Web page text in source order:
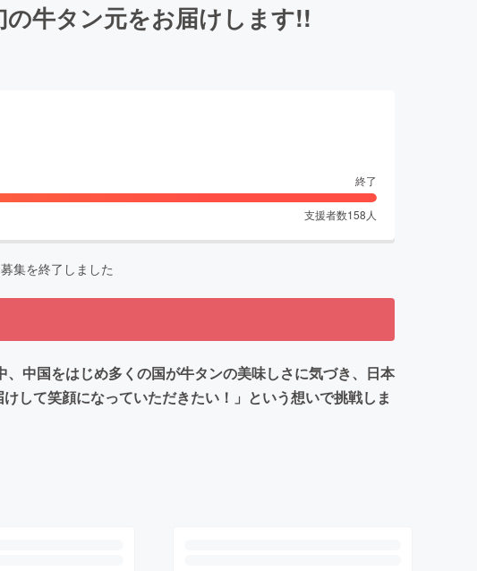
牛タン元をお届けします!!
終了
支援者数158 人
集を終了しました
中国をはじめ多くの国が牛タンの美味しさに気づき、日本
して笑顔になっていただきたい！」という想いで挑戦しま